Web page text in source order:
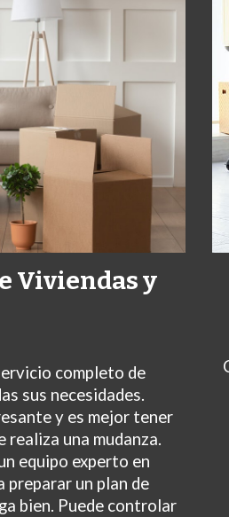
Viviendas y
completo de
sus necesidades.
y es mejor tener
realiza una mudanza.
equipo experto en
preparar un plan de
bien. Puede controlar